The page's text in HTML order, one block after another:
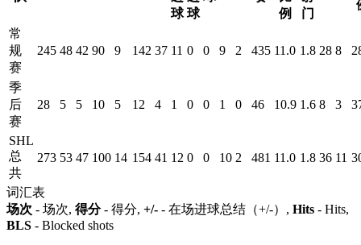
球 球
例
门
常
规
赛
245 48 42 90 9 142 37 11 0 0 9 2 435 11.0 1.8 28 8
季
后
赛
28 5 5 10 5 12 4 1 0 0 1 0 46 10.9 1.6 8 3
SHL
总
共
273 53 47 100 14 154 41 12 0 0 10 2 481 11.0 1.8 36 11
词汇表
场次 - 场次, 得分- 得分, +/- - 在场进球总结（+/-）, Hits - Hits,
BLS - Blocked shots